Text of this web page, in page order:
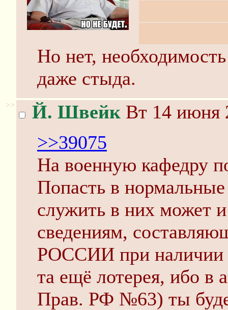
Но нет,
даже стыда.
>> Й. Швейк Вт 14 июня
>>39075
На военную кафедру
Попасть в
служить в них может
сведениям,
РОССИИ при наличии
та ещё лотерея, ибо в
Прав. РФ №63) ты